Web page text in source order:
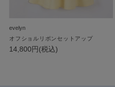
evelyn
オフショルリボンセットアップ
14,800円(税込)